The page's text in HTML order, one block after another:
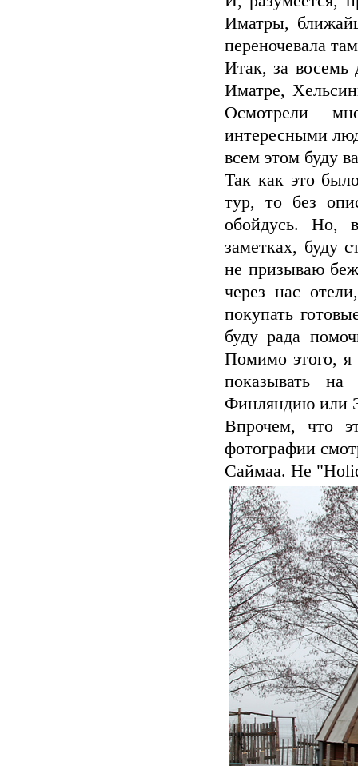
Иматры,
переночевала
Итак, за восемь
Иматре,
Осмотрели
интересными
всем этом буду
Так как это
тур, то без
обойдусь. Но,
заметках, буду
не призываю
через нас
покупать
буду рада
Помимо этого, я
показывать
Финляндию или
Впрочем, что
фотографии
Саймаа. Не